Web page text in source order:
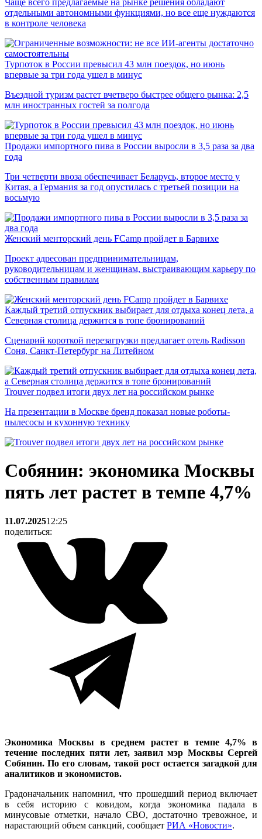
Чаще всего предлагаемые на рынке решения обладают
отдельными автономными функциями, но все еще нуждаются
в контроле человека
Турпоток в России превысил 43 млн поездок, но июнь
впервые за три года ушел в минус
Въездной туризм растет вчетверо быстрее общего рынка: 2,5
млн иностранных гостей за полгода
Продажи импортного пива в России выросли в 3,5 раза за два
года
Три четверти ввоза обеспечивает Беларусь, второе место у
Китая, а Германия за год опустилась с третьей позиции на
восьмую
Женский менторский день FCamp пройдет в Барвихе
Проект адресован предпринимательницам,
руководительницам и женщинам, выстраивающим карьеру по
собственным правилам
Каждый третий отпускник выбирает для отдыха конец лета, а
Северная столица держится в топе бронирований
Сценарий короткой перезагрузки предлагает отель Radisson
Соня, Санкт-Петербург на Литейном
Trouver подвел итоги двух лет на российском рынке
На презентации в Москве бренд показал новые роботы-
пылесосы и кухонную технику
Собянин: экономика Москвы
пять лет растет в темпе 4,7%
11.07.202512:25
поделиться:
Экономика Москвы в среднем растет в темпе 4,7% в
течение последних пяти лет, заявил мэр Москвы Сергей
Собянин. По его словам, такой рост остается загадкой для
аналитиков и экономистов.
Градоначальник напомнил, что прошедший период включает
в себя историю с ковидом, когда экономика падала в
минусовые отметки, начало СВО, достаточно тревожное, и
нарастающий объем санкций, сообщает РИА «Новости».